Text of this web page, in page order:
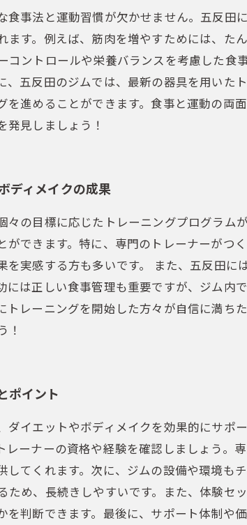
事法と運動習慣が欠かせません。五反田
す。例えば、筋肉を増やすためには、た
ントロールや栄養バランスを考慮した食
、五反田のジムでは、最新の器具を用いた
進めることができます。食事と運動の両
発見しましょう！
ディメイクの成果
の目標に応じたトレーニングプログラム
ができます。特に、専門のトレーナーがつ
を実感する方も多いです。 また、五反田
は正しい食事管理も重要ですが、ジム内
レーニングを開始した方々が自信に満ち
！
ポイント
イエットやボディメイクを効果的にサポ
ーナーの資格や経験を確認しましょう。
てくれます。次に、ジムの設備や環境も
め、長続きしやすいです。また、体験セ
判断できます。最後に、サポート体制や